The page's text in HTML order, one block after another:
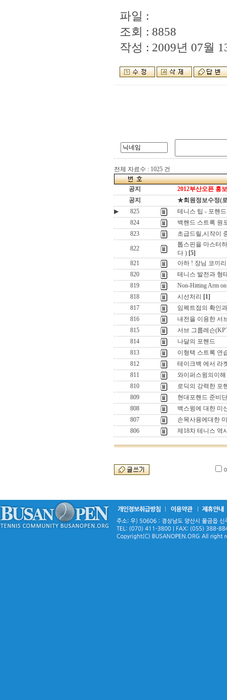
파일 :
조회 : 8858
작성 : 2009년 07월
전체 자료수 : 1025 건
공지
2012부산오픈 홍
공지
★회원정보수정(
▶
825
테니스 팁 - 포핸드
824
백핸드 스트록 원
823
초급드릴,시작이
822
톱스핀을 마스터
다 ) [5]
821
아하 ! 장님 코끼
820
테니스 발전과 형
819
Non-Hitting Arm on
818
시선처리
[1]
817
임펙트점의 확인
816
내전을 이용한 서
815
서브 그룹레슨
814
나달의 포핸드
813
이형택 스트록 연
812
테이크백 에서 라
811
와이퍼스윙의이
810
로딕의 강력한 포
809
현대포핸드 준비
808
백스윙에 대한 미
807
손목사용에대한
806
제18차 테니스 역